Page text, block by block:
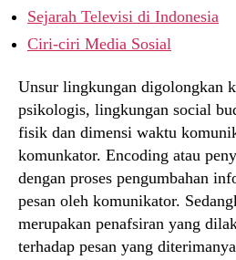
Sejarah Televisi di Indonesia
Ciri-ciri Media Sosial
Unsur lingkungan digolongkan
psikologis, lingkungan social
fisik dan dimensi waktu
komunkator. Encoding atau
dengan proses pengumbahan
pesan oleh komunikator.
merupakan penafsiran yang
terhadap pesan yang